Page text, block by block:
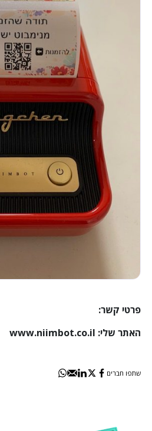
פרטי קשר:
האתר שלי: www.niimbot.co.il
שתפו חברים